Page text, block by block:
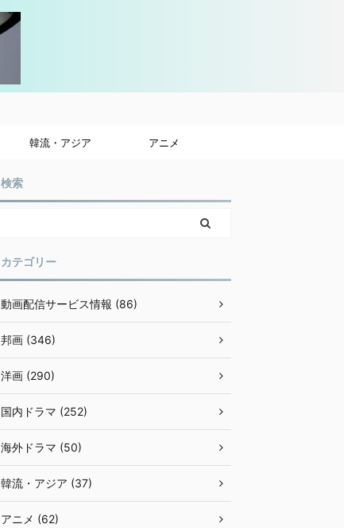
韓流・アジア アニメ
検索
カテゴリー
動画配信サービス情報 (86)
邦画 (346)
洋画 (290)
国内ドラマ (252)
海外ドラマ (50)
韓流・アジア (37)
アニメ (62)